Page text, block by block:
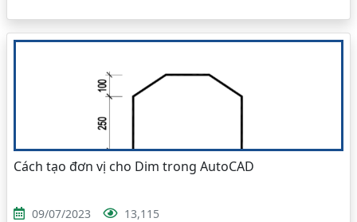
Cách tạo đơn vị cho Dim trong AutoCAD
09/07/2023 13,115